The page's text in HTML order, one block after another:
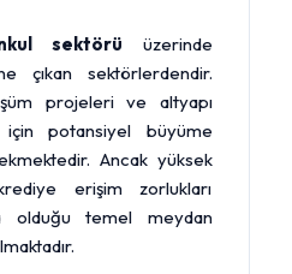
sektörü üzerinde
çıkan sektörlerdendir.
projeleri ve altyapı
için potansiyel büyüme
Ancak yüksek
erişim zorlukları
olduğu temel meydan